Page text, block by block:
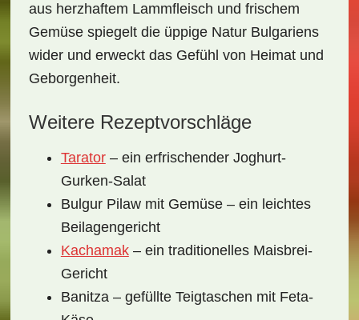
aus herzhaftem Lammfleisch und frischem
Gemüse spiegelt die üppige Natur Bulgariens
wider und erweckt das Gefühl von Heimat und
Geborgenheit.
Weitere Rezeptvorschläge
Tarator– ein erfrischender Joghurt-
Gurken-Salat
Bulgur Pilaw mit Gemüse – ein leichtes
Beilagengericht
Kachamak– ein traditionelles Maisbrei-
Gericht
Banitza – gefüllte Teigtaschen mit Feta-